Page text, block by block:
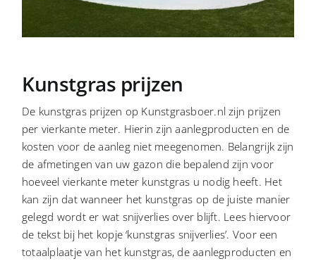
ALLES OVER KUNSTGRAS
OVER ONS
CONTACT
Kunstgras prijzen
De kunstgras prijzen op Kunstgrasboer.nl zijn prijzen
per vierkante meter. Hierin zijn aanlegproducten en de
kosten voor de aanleg niet meegenomen. Belangrijk zijn
de afmetingen van uw gazon die bepalend zijn voor
hoeveel vierkante meter kunstgras u nodig heeft. Het
kan zijn dat wanneer het kunstgras op de juiste manier
gelegd wordt er wat snijverlies over blijft. Lees hiervoor
de tekst bij het kopje ‘kunstgras snijverlies’. Voor een
totaalplaatje van het kunstgras, de aanlegproducten en